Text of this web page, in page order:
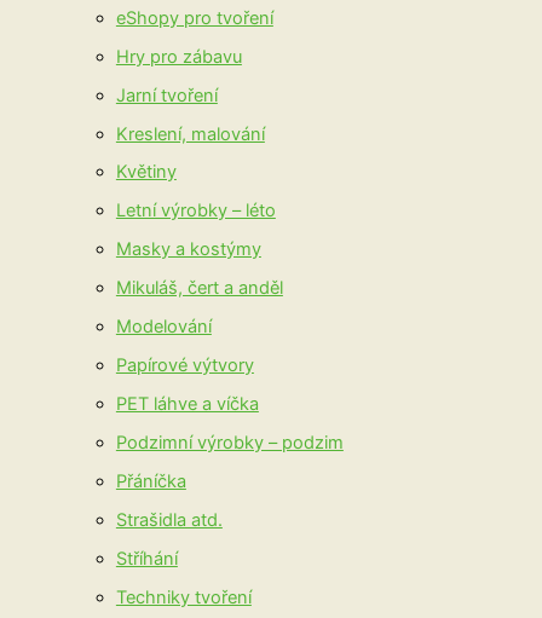
eShopy pro tvoření
Hry pro zábavu
Jarní tvoření
Kreslení, malování
Květiny
Letní výrobky – léto
Masky a kostýmy
Mikuláš, čert a anděl
Modelování
Papírové výtvory
PET láhve a víčka
Podzimní výrobky – podzim
Přáníčka
Strašidla atd.
Stříhání
Techniky tvoření